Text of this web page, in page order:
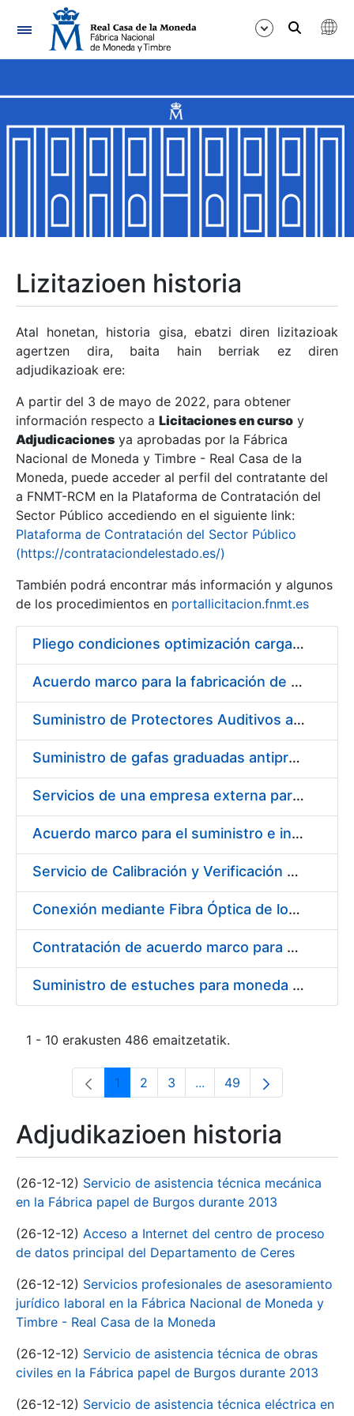
Nabigazioa
Erakutsi/Ezkutatu
Erakutsi/Ezkutatu
Erakutsi/Ezkutatu
Erakutsi/Ezkutatu
Erakutsi/Ezkutatu
Erakutsi/Ezkutatu
Erakutsi/Ezkutatu
Erakutsi/Ezkutatu
Lizitazioen historia
Atal honetan, historia gisa, ebatzi diren lizitazioak
agertzen dira, baita hain berriak ez diren
adjudikazioak ere:
A partir del 3 de mayo de 2022, para obtener
información respecto a Licitaciones en curso y
Adjudicaciones ya aprobadas por la Fábrica
Nacional de Moneda y Timbre - Real Casa de la
Moneda, puede acceder al perfil del contratante del
a FNMT-RCM en la Plataforma de Contratación del
Sector Público accediendo en el siguiente link:
Plataforma de Contratación del Sector Público
(https://contrataciondelestado.es/)
También podrá encontrar más información y algunos
de los procedimientos en portallicitacion.fnmt.es
Pliego condiciones optimización cargas compras firmado
Acuerdo marco para la fabricación de piezas
Suministro de Protectores Auditivos a medida para las personas trabajadoras de los Centros de Trabajo de Madrid y Burgos
Suministro de gafas graduadas antiproyecciones para los trabajadores de la FNMT-RCM en los centros de trabajo de Madrid y Burgos
Servicios de una empresa externa para el asesoramiento y resolución de los recursos de alzada que se presentan relacionados con procesos de selección para la FNMT-RCM
Acuerdo marco para el suministro e instalación de persianas, estores y otros complementos
Servicio de Calibración y Verificación Externa de los Equipos de Medición del Servicio de Prevención de la FNMT-RCM
Conexión mediante Fibra Óptica de los Centros de Proceso de Datos (CPDs) de las sedes de la FNMT-RCM de Burgos y Madrid
Contratación de acuerdo marco para el Suministro de Material de Electricidad para la Fábrica Nacional de Moneda y Timbre-Real Casa de la Moneda en su centro de trabajo de Burgos
Suministro de estuches para moneda de 30 €
1 - 10 erakusten 486 emaitzetatik.
Orrialdea
1 Orrialdea
2 Orrialdea
3 ...Intermediate Pages Use
Orrialdea
49
Adjudikazioen historia
(26-12-12) Servicio de asistencia técnica mecánica
en la Fábrica papel de Burgos durante 2013
(26-12-12) Acceso a Internet del centro de proceso
de datos principal del Departamento de Ceres
(26-12-12) Servicios profesionales de asesoramiento
jurídico laboral en la Fábrica Nacional de Moneda y
Timbre - Real Casa de la Moneda
(26-12-12) Servicio de asistencia técnica de obras
civiles en la Fábrica papel de Burgos durante 2013
(26-12-12) Servicio de asistencia técnica eléctrica en